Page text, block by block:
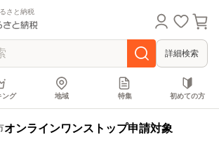
さと納税
詳細検索
ング 地域 特集 初めての方
オンラインワンストップ申請対象